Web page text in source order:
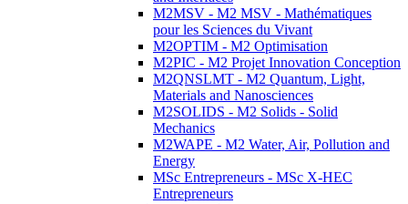
M2MSV - M2 MSV - Mathématiques
pour les Sciences du Vivant
M2OPTIM - M2 Optimisation
M2PIC - M2 Projet Innovation Conception
M2QNSLMT - M2 Quantum, Light,
Materials and Nanosciences
M2SOLIDS - M2 Solids - Solid
Mechanics
M2WAPE - M2 Water, Air, Pollution and
Energy
MSc Entrepreneurs - MSc X-HEC
Entrepreneurs